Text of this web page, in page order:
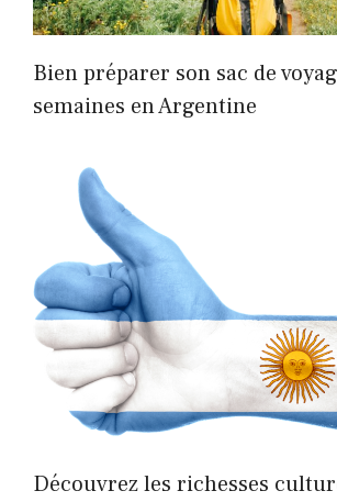
Bien préparer son sac de
semaines en Argentine
Découvrez les richesses